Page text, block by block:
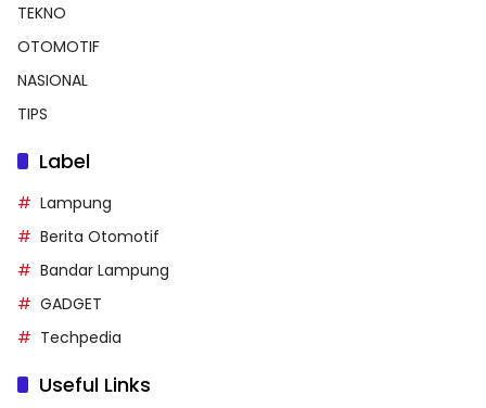
TEKNO
OTOMOTIF
NASIONAL
TIPS
Label
Lampung
Berita Otomotif
Bandar Lampung
GADGET
Techpedia
Useful Links